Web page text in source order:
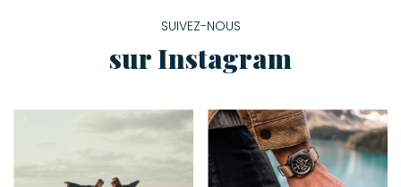
SUIVEZ-NOUS
sur Instagram